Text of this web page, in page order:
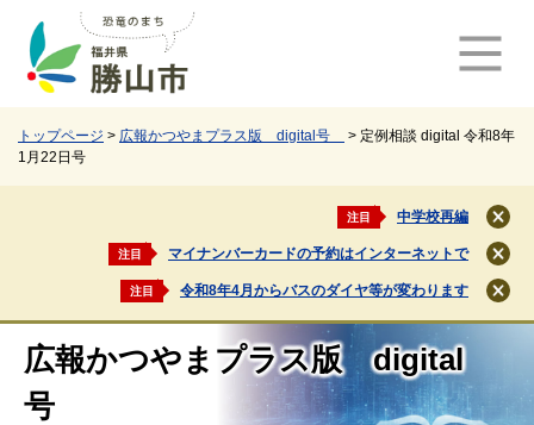
トップページ > 広報かつやまプラス版 digital号 > 定例相談 digital 令和8年
1月22日号
注目 中学校再編
閉
じ
る
注目 マイナンバーカードの予約はインターネットで
閉
じ
る
注目 令和8年4月からバスのダイヤ等が変わります
閉
じ
広報かつやまプラス版 digital
号